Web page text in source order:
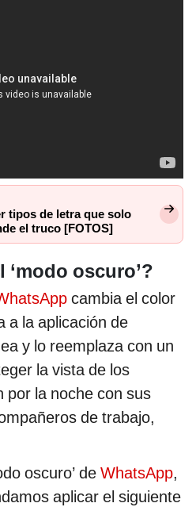
tipos de letra que solo
el truco [FOTOS]
oscuro’?
cambia el color
a la aplicación de
y lo reemplaza con un
la vista de los
por la noche con sus
de trabajo,
oscuro’ de WhatsApp,
aplicar el siguiente